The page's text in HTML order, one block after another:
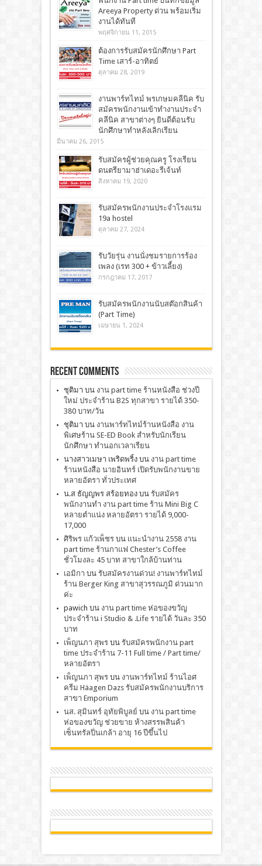
Areeya Property ด่วน พร้อมเริ่ม
งานได้ทันที
พฤศจิกายน 11, 2015
ต้องการรับสมัครนักศึกษา Part
Time เสาร์-อาทิตย์
ตุลาคม 28, 2019
งานพาร์ทไทม์ พรเกษมคลีนิค รับ
สมัครพนักงานเข้าทำงานประจำ
คลีนิค สาขาต่างๆ ยินดีต้อนรับ
นักศึกษาทำหลังเลิกเรียน
มีนาคม 26, 2015
รับสมัครผู้ช่วยคุณครู โรงเรียน
ดนตรียามาฮ่าเดอะรีเจ้นท์
สิงหาคม 19, 2020
รับสมัครพนักงานประจำโรงแรม
19a hostel
ตุลาคม 27, 2024
รับวัยรุ่น งานนั่งชมรายการร้อง
เพลง (เรท 300 + ข้าวเลี้ยง)
กรกฎาคม 17, 2017
รับสมัครพนักงานนับสต๊อกสินค้า
(Part Time)
เมษายน 1, 2024
Recent Comments
ชุติมา บน งาน part time ร้านหนังสือ ช่วงปี
ใหม่ ประจำร้าน B2S ทุกสาขา รายได้ 350-
380 บาท/วัน
ชุติมา บน งานพาร์ทไทม์ร้านหนังสือ งาน
พิเศษร้าน SE-ED Book สำหรับนักเรียน
นักศึกษา ทำนอกเวลาเรียน
นางสาวเมษา เพริดพริ้งบน งาน part time
ร้านหนังสือ นายอินทร์ เปิดรับพนักงานขาย
หลายอัตรา ทั่วประเทศ
น.ส ธัญญพร สร้อยทองบน รับสมัคร
พนักงานทำ งาน part time ร้าน Mini Big C
หลายตำแน่ง หลายอัตรา รายได้ 9,000-
17,000
ศิริพร แก้วเพ็ชรบน เเนะนำงาน 2558 งาน
part time ร้านกาแฟ Chester’s Coffee
ชั่วโมงละ 45 บาท สาขาใกล้บ้านท่าน
เอมิกา บน รับสมัครงานด่วน! งานพาร์ทไทม์
ร้าน Berger King สาขาสุวรรณภูมิ ด่วนมาก
ค่ะ
pawich บน งาน part time ห่อของขวัญ
ประจำร้าน i Studio & .Life รายได้ วันละ 350
บาท
เพ็ญนภา สุพรบน รับสมัครพนักงาน part
time ประจำร้าน 7-11 Full time / Part time/
หลายอัตรา
เพ็ญนภา สุพรบน งานพาร์ทไทม์ ร้านไอศ
ครีม Häagen Dazs รับสมัครพนักงานบริการ
สาขา Emporium
นส. สุมินทร์ อุทัยพิบูลย์ บน งาน part time
ห่อของขวัญ ช่วยขาย ห้างสรรพสินค้า
เซ็นทรัลปิ่นเกล้า อายุ 16 ปีขึ้นไป